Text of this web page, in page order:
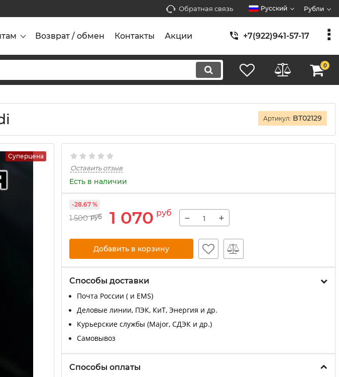
Обратная связь Русский Рубли
Возврат / обмен Контакты Акции +7(922)941-57-17
0
Артикул: BT02129
Суперцена
Оставить отзыв
Есть в наличии
1 500 руб 1 070 руб
-28.67 %
− +
Добавить в корзину
Способы доставки
Почта России ( и EMS)
Деловые линии, ПЭК, КиТ, Энергия и др.
Курьерские службы (Major, СДЭК и др.)
Самовывоз
Способы оплаты